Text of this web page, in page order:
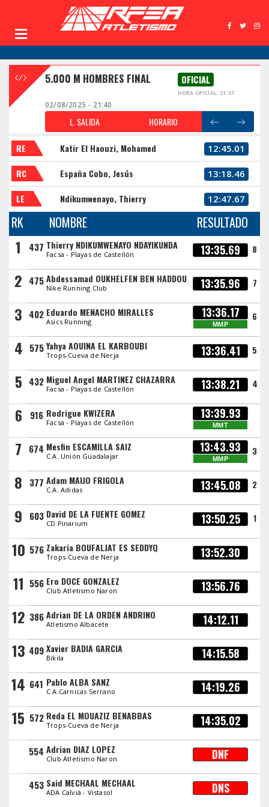
5.000 M HOMBRES FINAL OFICIAL
HORA OFICIAL: 21:57
02/08/2025 - 21:40
L. SALIDA HORARIO
RE Katir El Haouzi, Mohamed 12:45.01
RC España Cobo, Jesús 13:18.46
LE Ndikumwenayo, Thierry 12:47.67
RK NOMBRE RESULTADO
1 437 Thierry NDIKUMWENAYO NDAYIKUNDA
Facsa - Playas de Castellón 13:35.69 8
2 475Abdessamad OUKHELFEN BEN HADDOU
Nike Running Club 13:35.96 7
3 402 Eduardo MENACHO MIRALLES
Asics Running
13:36.17
MMP
6
4 575 Yahya AOUINA EL KARBOUBI
Trops-Cueva de Nerja 13:36.41 5
5 432 Miguel Angel MARTINEZ CHAZARRA
Facsa - Playas de Castellón 13:38.21 4
6 916 Rodrigue KWIZERA
Facsa - Playas de Castellón
13:39.93
MMT
7 674 Mesfin ESCAMILLA SAIZ
C.A. Unión Guadalajar
13:43.93
MMP
3
8 377 Adam MAIJO FRIGOLA
C.A. Adidas 13:45.08 2
9 603 David DE LA FUENTE GOMEZ
CD Pinarium 13:50.25 1
10 576 Zakaria BOUFALJAT ES SEDDYQ
Trops-Cueva de Nerja 13:52.30
11 556 Ero DOCE GONZALEZ
Club Atletismo Naron 13:56.76
12 386 Adrian DE LA ORDEN ANDRINO
Atletismo Albacete 14:12.11
13 409Xavier BADIA GARCIA
Bikila 14:15.58
14 641 Pablo ALBA SANZ
C.A.Carnicas Serrano 14:19.26
15 572 Reda EL MOUAZIZ BENABBAS
Trops-Cueva de Nerja 14:35.02
554 Adrian DIAZ LOPEZ
Club Atletismo Naron DNF
453 Said MECHAAL MECHAAL
ADA Calvià - Vistasol DNS